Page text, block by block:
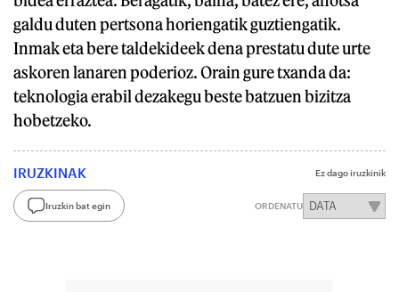
galdu duten pertsona horiengatik guztiengatik.
Inmak eta bere taldekideek dena prestatu dute urte
askoren lanaren poderioz. Orain gure txanda da:
teknologia erabil dezakegu beste batzuen bizitza
hobetzeko.
IRUZKINAK Ez dago iruzkinik
Iruzkin bat egin ORDENATU